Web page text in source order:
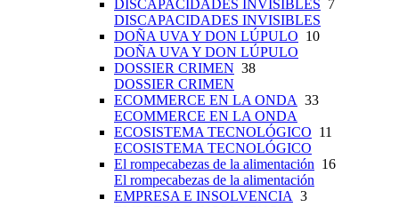
DISCAPACIDADES INVISIBLES 7
DISCAPACIDADES INVISIBLES
DOÑA UVA Y DON LÚPULO 10
DOÑA UVA Y DON LÚPULO
DOSSIER CRIMEN 38
DOSSIER CRIMEN
ECOMMERCE EN LA ONDA 33
ECOMMERCE EN LA ONDA
ECOSISTEMA TECNOLÓGICO 11
ECOSISTEMA TECNOLÓGICO
El rompecabezas de la alimentación 16
El rompecabezas de la alimentación
EMPRESA E INSOLVENCIA 3